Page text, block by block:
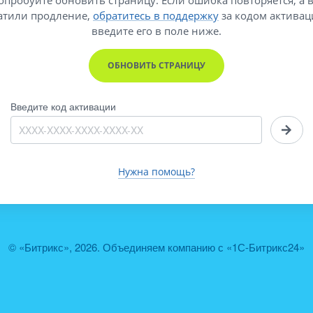
© «Битрикс», 2026. Объединяем компанию с «1С-Битрикс24»
продление, обратитесь в поддержку за кодом
введите его в поле ниже.
ОБНОВИТЬ СТРАНИЦУ
Введите код активации
Нужна помощь?